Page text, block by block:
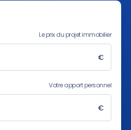
Le prix du projet immobilier
€
Votre apport personnel
€